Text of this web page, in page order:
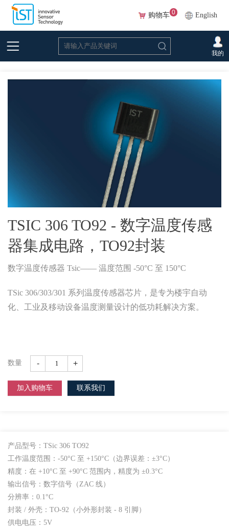
English
购物车 0
我的
首页 >温度传感器 > Tsic >TSIC 306 TO92 - 数字温度传感器集
TSIC 306 TO92 - 数字温度传感
器集成电路，TO92封装
数字温度传感器 Tsic—— 温度范围 -50°C 至 150°C
TSic 306/303/301 系列温度传感器芯片，是专为楼宇自动
化、工业及移动设备温度测量设计的低功耗解决方案。
数量 - +
加入购物车 联系我们
产品型号：TSic 306 TO92
工作温度范围：-50°C 至 +150°C（边界误差：±3°C）
精度：在 +10°C 至 +90°C 范围内，精度为 ±0.3°C
输出信号：数字信号（ZAC 线）
分辨率：0.1°C
封装 / 外壳：TO-92（小外形封装 - 8 引脚）
供电电压：5V